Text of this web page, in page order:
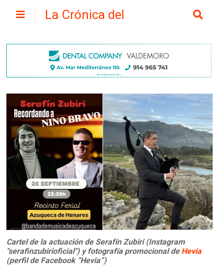
La Crónica del
Cartel de la actuación de Serafín Zubiri (Instagram
"serafinzubirioficial") y fotografía promocional de Hevia
(perfil de Facebook “Hevia”)